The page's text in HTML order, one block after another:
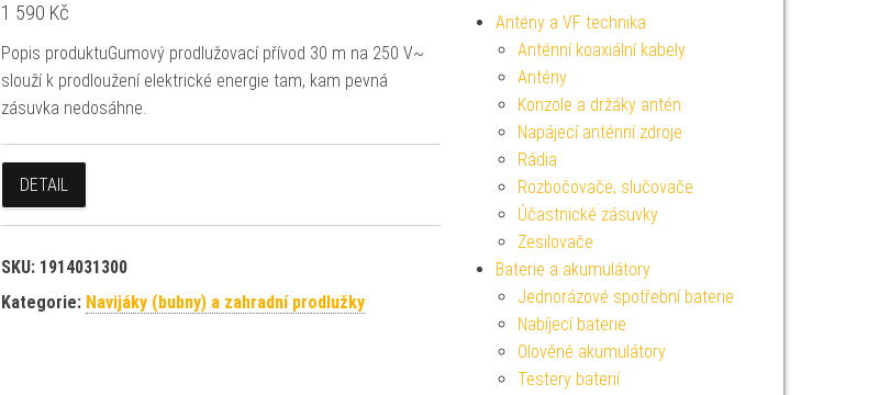
1 590 Kč
Popis produktuGumový prodlužovací přívod 30 m na 250 V~
slouží k prodloužení elektrické energie tam, kam pevná
zásuvka nedosáhne.
DETAIL
SKU: 1914031300
Kategorie: Navijáky (bubny) a zahradní prodlužky
Antény a VF technika
Anténní koaxiální kabely
Antény
Konzole a držáky antén
Napájecí anténní zdroje
Rádia
Rozbočovače, slučovače
Účastnické zásuvky
Zesilovače
Baterie a akumulátory
Jednorázové spotřební baterie
Nabíjecí baterie
Olověné akumulátory
Testery baterií